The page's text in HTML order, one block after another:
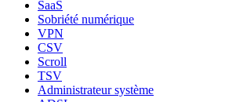
SaaS
Sobriété numérique
VPN
CSV
Scroll
TSV
Administrateur système